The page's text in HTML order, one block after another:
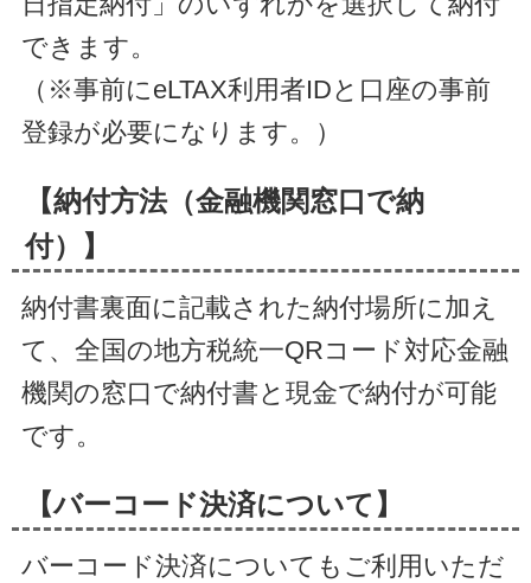
できます。
（※事前にeLTAX利用者IDと口座の事前
登録が必要になります。）
【納付方法（金融機関窓口で納
付）】
納付書裏面に記載された納付場所に加え
て、全国の地方税統一QRコード対応金融
機関の窓口で納付書と現金で納付が可能
です。
【バーコード決済について】
バーコード決済についてもご利用いただ